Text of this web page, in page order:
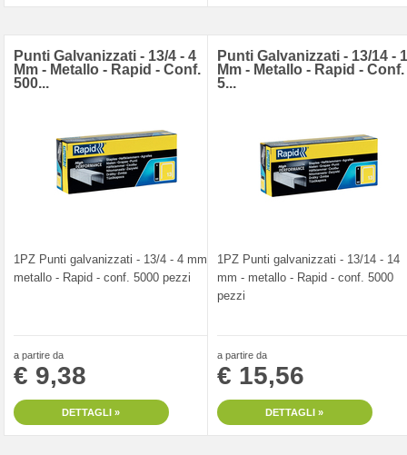
Punti Galvanizzati - 13/4 - 4
Mm - Metallo - Rapid - Conf.
500...
1PZ Punti galvanizzati - 13/4 - 4 mm -
metallo - Rapid - conf. 5000 pezzi
a partire da
€ 9,38
DETTAGLI »
Punti Galvanizzati - 13/14 -
Mm - Metallo - Rapid - Conf.
5...
1PZ Punti galvanizzati - 13/14 - 14
mm - metallo - Rapid - conf. 5000
pezzi
a partire da
€ 15,56
DETTAGLI »